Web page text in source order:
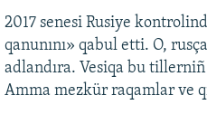
2017 senesi Rusiye
qanunını» qabul etti. O,
adlandıra. Vesiqa bu
Amma mezkür raqamlar ve